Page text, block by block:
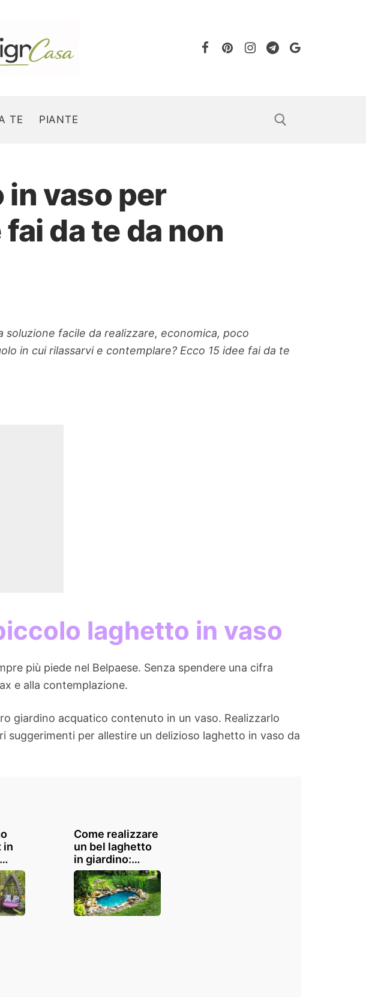
TE PIANTE
Search for:vaso per
da te da non
soluzione facile da realizzare, economica, poco
in cui rilassarvi e contemplare? Ecco 15 idee fai da te
laghetto in vaso
più piede nel Belpaese. Senza spendere una cifra
e alla contemplazione.
giardino acquatico contenuto in un vaso. Realizzarlo
per allestire un delizioso laghetto in vaso da
in
Come realizzare
un bel laghetto
in giardino:
consigli e tanta
ispirazione